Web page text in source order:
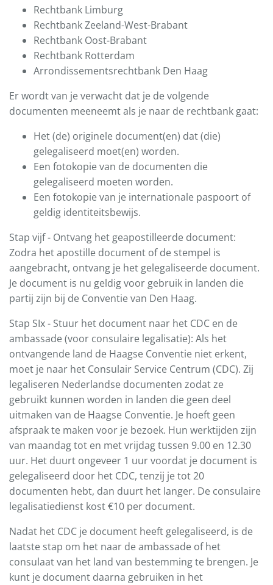
Rechtbank Limburg
Rechtbank Zeeland-West-Brabant
Rechtbank Oost-Brabant
Rechtbank Rotterdam
Arrondissementsrechtbank Den Haag
Er wordt van je verwacht dat je de volgende
documenten meeneemt als je naar de rechtbank gaat:
Het (de) originele document(en) dat (die)
gelegaliseerd moet(en) worden.
Een fotokopie van de documenten die
gelegaliseerd moeten worden.
Een fotokopie van je internationale paspoort of
geldig identiteitsbewijs.
Stap vijf - Ontvang het geapostilleerde document:
Zodra het apostille document of de stempel is
aangebracht, ontvang je het gelegaliseerde document.
Je document is nu geldig voor gebruik in landen die
partij zijn bij de Conventie van Den Haag.
Stap SIx - Stuur het document naar het CDC en de
ambassade (voor consulaire legalisatie): Als het
ontvangende land de Haagse Conventie niet erkent,
moet je naar het Consulair Service Centrum (CDC). Zij
legaliseren Nederlandse documenten zodat ze
gebruikt kunnen worden in landen die geen deel
uitmaken van de Haagse Conventie. Je hoeft geen
afspraak te maken voor je bezoek. Hun werktijden zijn
van maandag tot en met vrijdag tussen 9.00 en 12.30
uur. Het duurt ongeveer 1 uur voordat je document is
gelegaliseerd door het CDC, tenzij je tot 20
documenten hebt, dan duurt het langer. De consulaire
legalisatiedienst kost €10 per document.
Nadat het CDC je document heeft gelegaliseerd, is de
laatste stap om het naar de ambassade of het
consulaat van het land van bestemming te brengen. Je
kunt je document daarna gebruiken in het